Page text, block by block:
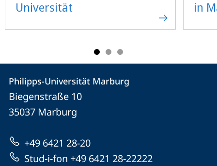
Universität
in
Kontakt
und
Informationen
zur
Website
Kontaktinformationen
Philipps-
Universität
Philipps-Universität Marburg
Biegenstraße 10
35037 Marburg
+49 6421 28-20
Stud-i-fon +49 6421 28-22222